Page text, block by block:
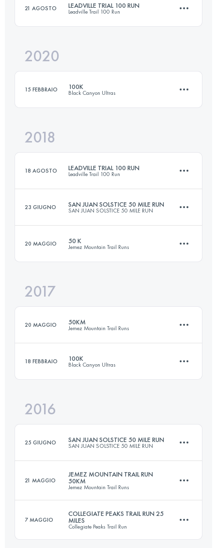
Accedi per visualizzare l'UTMB Index
21 AGOSTO LEADVILLE TRIAL 100 RUN
Leadville Trail 100 Run
Accedi per visualizzare l'UTMB Index
2020
15 FEBBRAIO 100K
Black Canyon Ultras
Accedi per visualizzare l'UTMB Index
2018
18 AGOSTO LEADVILLE TRIAL 100 RUN
Leadville Trail 100 Run
23 GIUGNO SAN JUAN SOLSTICE 50 MILE RUN
SAN JUAN SOLSTICE 50 MILE RUN
Accedi per visualizzare l'UTMB Index
20 MAGGIO 50 K
Jemez Mountain Trail Runs
Accedi per visualizzare l'UTMB Index
2017
20 MAGGIO 50KM
Jemez Mountain Trail Runs
Accedi per visualizzare l'UTMB Index
18 FEBBRAIO 100K
Black Canyon Ultras
Accedi per visualizzare l'UTMB Index
2016
25 GIUGNO SAN JUAN SOLSTICE 50 MILE RUN
SAN JUAN SOLSTICE 50 MILE RUN
80 KM3920 M+
21 MAGGIO
JEMEZ MOUNTAIN TRAIL RUN
50KM
Jemez Mountain Trail Runs
50 KM2100 M+
7 MAGGIO
COLLEGIATE PEAKS TRAIL RUN 25
MILES
Collegiate Peaks Trail Run